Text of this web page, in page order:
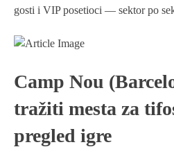
gosti i VIP posetioci — sektor po
Camp Nou
tražiti mestа za
pregled igre